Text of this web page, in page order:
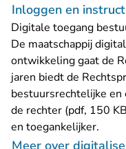
Inloggen en
Digitale toegang
De maatschappij
ontwikkeling gaat de
jaren biedt de
bestuursrechtelijke en
de rechter (pdf, 150
en toegankelijker.
Meer over